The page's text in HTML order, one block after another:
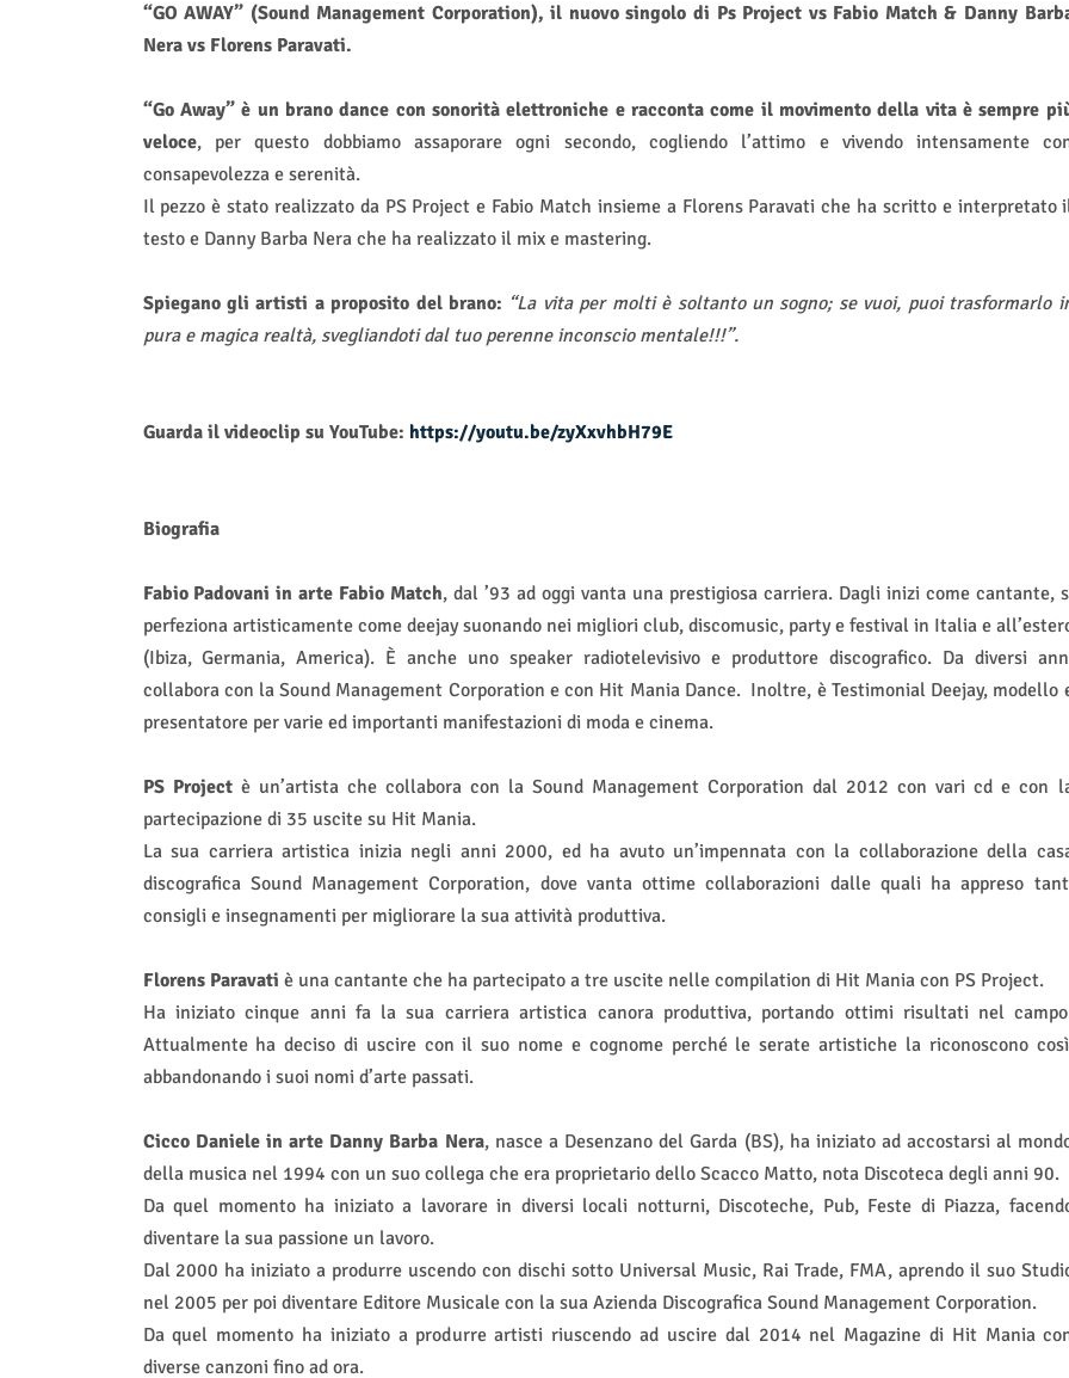
“GO AWAY” (Sound Management Corporation), il nuovo singolo di Ps Project vs Fabio Match & Danny
Nera vs Florens Paravati.
“Go Away” è un brano dance con sonorità elettroniche e racconta come il movimento della vita è sempre
veloce, per questo dobbiamo assaporare ogni secondo, cogliendo l’attimo e vivendo intensamente
consapevolezza e serenità.
Il pezzo è stato realizzato da PS Project e Fabio Match insieme a Florens Paravati che ha scritto e interpretato
testo e Danny Barba Nera che ha realizzato il mix e mastering.
Spiegano gli artisti a proposito del brano: “La vita per molti è soltanto un sogno; se vuoi, puoi trasformarlo
pura e magica realtà, svegliandoti dal tuo perenne inconscio mentale!!!”.
Guarda il videoclip su YouTube: https://youtu.be/zyXxvhbH79E
Biografia
Fabio Padovani in arte Fabio Match, dal ’93 ad oggi vanta una prestigiosa carriera. Dagli inizi come cantante,
perfeziona artisticamente come deejay suonando nei migliori club, discomusic, party e festival in Italia e
(Ibiza, Germania, America). È anche uno speaker radiotelevisivo e produttore discografico. Da diversi
collabora con la Sound Management Corporation e con Hit Mania Dance. Inoltre, è Testimonial Deejay, modello
presentatore per varie ed importanti manifestazioni di moda e cinema.
PS Projectè un’artista che collabora con la Sound Management Corporation dal 2012 con vari cd e con
partecipazione di 35 uscite su Hit Mania.
La sua carriera artistica inizia negli anni 2000, ed ha avuto un’impennata con la collaborazione della
discografica Sound Management Corporation, dove vanta ottime collaborazioni dalle quali ha appreso
consigli e insegnamenti per migliorare la sua attività produttiva.
Florens Paravati è una cantante che ha partecipato a tre uscite nelle compilation di Hit Mania con PS Project.
Ha iniziato cinque anni fa la sua carriera artistica canora produttiva, portando ottimi risultati nel
Attualmente ha deciso di uscire con il suo nome e cognome perché le serate artistiche la riconoscono
abbandonando i suoi nomi d’arte passati.
Cicco Daniele in arte Danny Barba Nera, nasce a Desenzano del Garda (BS), ha iniziato ad accostarsi al
della musica nel 1994 con un suo collega che era proprietario dello Scacco Matto, nota Discoteca degli anni 90.
Da quel momento ha iniziato a lavorare in diversi locali notturni, Discoteche, Pub, Feste di Piazza,
diventare la sua passione un lavoro.
Dal 2000 ha iniziato a produrre uscendo con dischi sotto Universal Music, Rai Trade, FMA, aprendo il suo
nel 2005 per poi diventare Editore Musicale con la sua Azienda Discografica Sound Management Corporation.
Da quel momento ha iniziato a produrre artisti riuscendo ad uscire dal 2014 nel Magazine di Hit Mania
diverse canzoni fino ad ora.